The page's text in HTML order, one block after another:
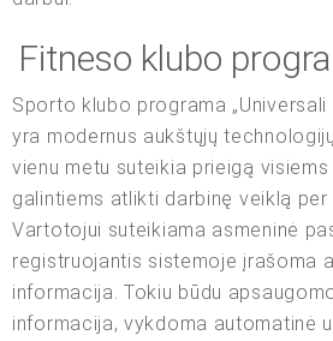
Fitneso klubo
Sporto klubo programa
yra modernus aukštųjų
vienu metu suteikia prieigą
galintiems atlikti darbinę veiklą per
Vartotojui suteikiama asmeninė
registruojantis sistemoje įrašoma
informacija. Tokiu būdu
informacija, vykdoma automatinė